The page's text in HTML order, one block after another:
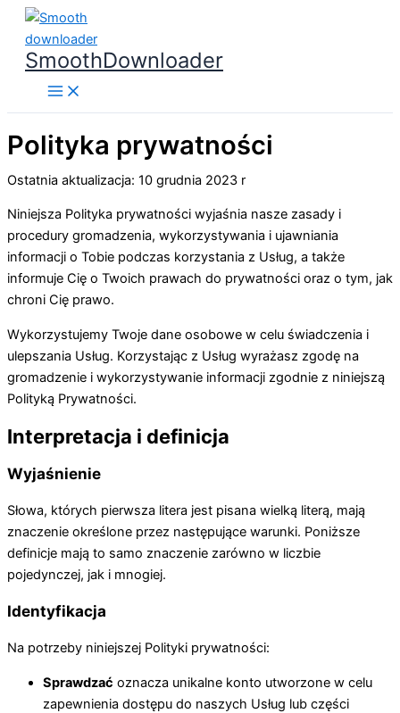
Przejdź
treściSmoothDownloader
Polityka prywatności
Ostatnia aktualizacja: 10 grudnia 2023 r
Niniejsza Polityka prywatności wyjaśnia nasze zasady i
procedury gromadzenia, wykorzystywania i ujawniania
informacji o Tobie podczas korzystania z Usług, a także
informuje Cię o Twoich prawach do prywatności oraz o tym, jak
chroni Cię prawo.
Wykorzystujemy Twoje dane osobowe w celu świadczenia i
ulepszania Usług. Korzystając z Usług wyrażasz zgodę na
gromadzenie i wykorzystywanie informacji zgodnie z niniejszą
Polityką Prywatności.
Interpretacja i definicja
Wyjaśnienie
Słowa, których pierwsza litera jest pisana wielką literą, mają
znaczenie określone przez następujące warunki. Poniższe
definicje mają to samo znaczenie zarówno w liczbie
pojedynczej, jak i mnogiej.
Identyfikacja
Na potrzeby niniejszej Polityki prywatności:
Sprawdzać oznacza unikalne konto utworzone w celu
zapewnienia dostępu do naszych Usług lub części